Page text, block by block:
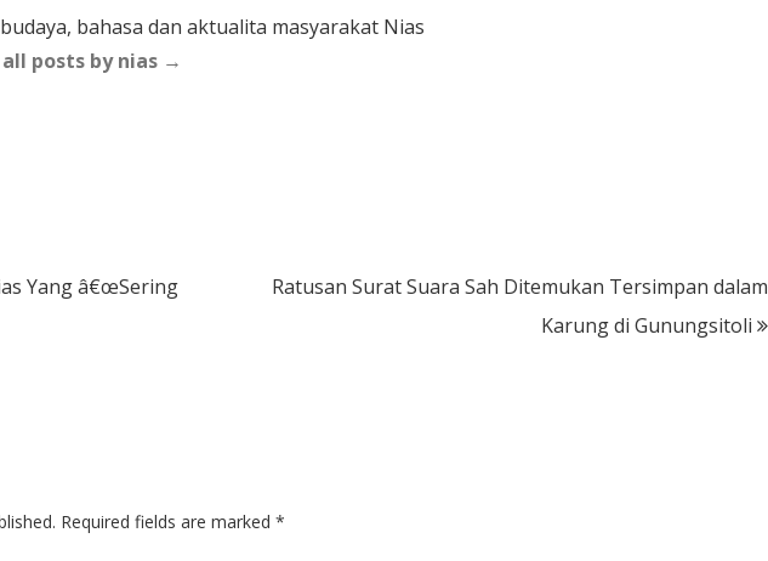
bahasa dan aktualita masyarakat Nias
posts by nias →
Yang â€œSering
Ratusan Surat Suara Sah Ditemukan Tersimpan dalam
Karung di Gunungsitoli
Required fields are marked *